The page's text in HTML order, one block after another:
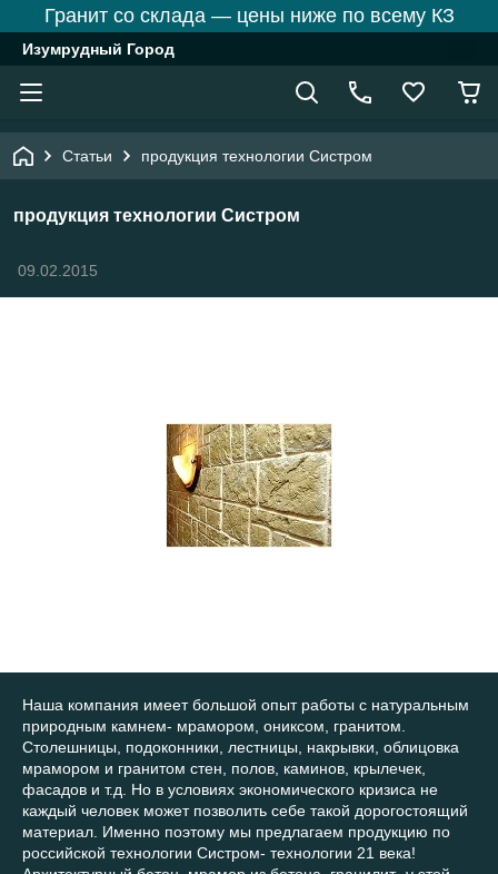
Гранит со склада — цены ниже по всему КЗ
Изумрудный Город
Статьи продукция технологии Систром
продукция технологии Систром
09.02.2015
Наша компания имеет большой опыт работы с натуральным
природным камнем- мрамором, ониксом, гранитом.
Столешницы, подоконники, лестницы, накрывки, облицовка
мрамором и гранитом стен, полов, каминов, крылечек,
фасадов и т.д. Но в условиях экономического кризиса не
каждый человек может позволить себе такой дорогостоящий
материал. Именно поэтому мы предлагаем продукцию по
российской технологии Систром- технологии 21 века!